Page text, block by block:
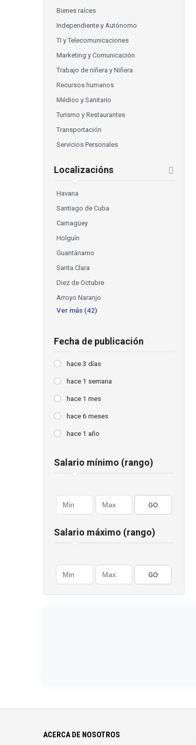
Bienes raíces
Independiente y Autónomo
TI y Telecomunicaciones
Marketing y Comunicación
Trabajo de niñera y Niñera
Recursos humanos
Médico y Sanitario
Turismo y Restaurantes
Transportación
Servicios Personales
Localizacións
Havana
Santiago de Cuba
Camagüey
Holguín
Guantánamo
Santa Clara
Diez de Octubre
Arroyo Naranjo
Ver más (42)
Fecha de publicación
hace 3 días
hace 1 semana
hace 1 mes
hace 6 meses
hace 1 año
Salario mínimo (rango)
GO
Salario máximo (rango)
GO
ACERCA DE NOSOTROS